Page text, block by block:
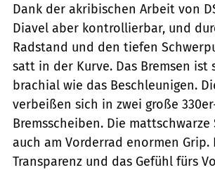
Dank der akribischen Arbeit von
Diavel aber kontrollierbar, und
Radstand und den tiefen
satt in der Kurve. Das Bremsen ist
brachial wie das Beschleunigen.
verbeißen sich in zwei große
Bremsscheiben. Die
auch am Vorderrad enormen Grip.
Transparenz und das Gefühl fürs